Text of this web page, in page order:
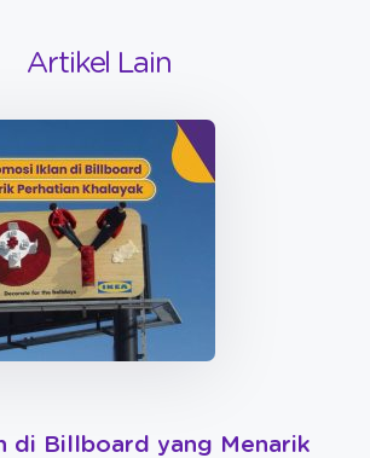
Artikel Lain
di Billboard yang Menarik